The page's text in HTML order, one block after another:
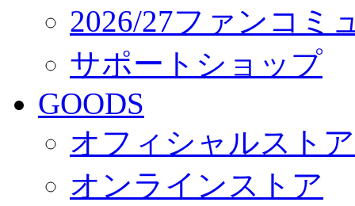
2026/27ファンコミ
サポートショップ
GOODS
オフィシャルスト
オンラインストア